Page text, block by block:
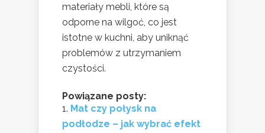
materiały mebli, które są
odporne na wilgoć, co jest
istotne w kuchni, aby uniknąć
problemów z utrzymaniem
czystości.
Powiązane posty:
Mat czy połysk na
podłodze – jak wybrać efekt